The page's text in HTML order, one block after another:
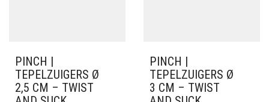
PINCH |
TEPELZUIGERS Ø
2,5 CM – TWIST
PINCH |
TEPELZUIGERS Ø
3 CM – TWIST